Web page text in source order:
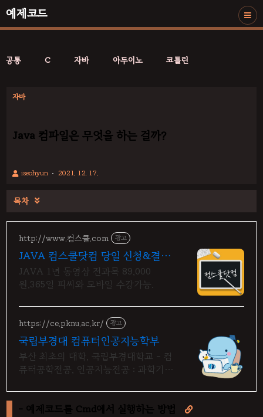
예제코드
공통 C 자바 아두이노 코틀린
자바
Java 컴파일은 무엇을 하는 걸까?
iseohyun 2021. 12. 17.
목차 
http://www.컴스쿨.com 광고
JAVA 컴스쿨닷컴 당일 신청&결제
시 기프티콘!
JAVA 1년 동영상 전과목 89,000
원,365일 피씨와 모바일 수강가능.
https://ce.pknu.ac.kr/ 광고
국립부경대 컴퓨터인공지능학부
부산 최초의 대학, 국립부경대학교 - 컴
퓨터공학전공, 인공지능전공 : 과학기술
선정
- 예제코드를 Cmd에서 실행하는 방법 